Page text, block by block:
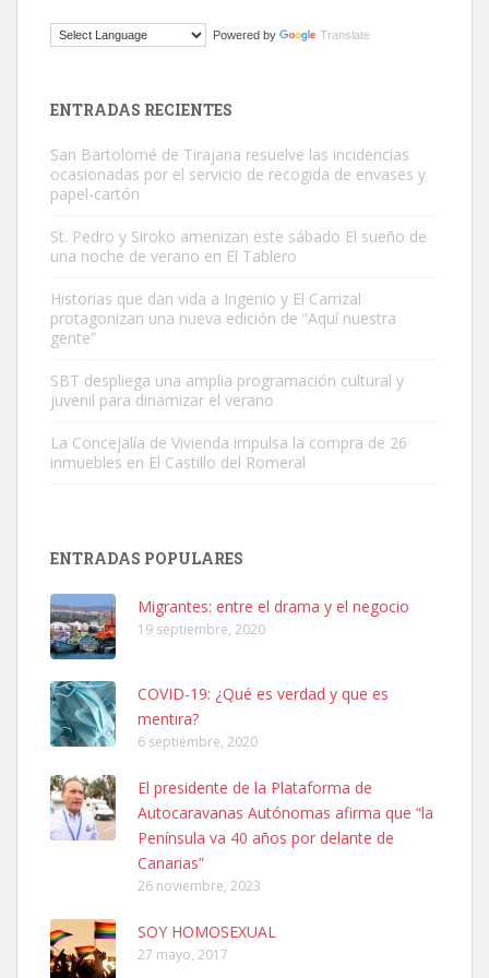
Este gato macho ha aparecido en la calle hace menos de un mes,
Busco adopción responsable para mi perra. Pastor alemán,
hembra, 4 años. Por motivos personales ...
Leales.org » Gran Canaria
Leales.org » Gran Canaria
Ninfa perdida
El día 5 se los perdió una ninfa papillera, asustada tiene miedo a la
calle, se perdió por la zon...
Leales.org » Gran Canaria
6.7.2025
Powered by Translate
ENTRADAS RECIENTES
San Bartolomé de Tirajana resuelve las incidencias
ocasionadas por el servicio de recogida de envases y
papel-cartón
St. Pedro y Siroko amenizan este sábado El sueño de
una noche de verano en El Tablero
Historias que dan vida a Ingenio y El Carrizal
protagonizan una nueva edición de “Aquí nuestra
gente”
SBT despliega una amplia programación cultural y
juvenil para dinamizar el verano
La Concejalía de Vivienda impulsa la compra de 26
inmuebles en El Castillo del Romeral
ENTRADAS POPULARES
Migrantes: entre el drama y el negocio
19 septiembre, 2020
COVID-19: ¿Qué es verdad y que es
mentira?
6 septiembre, 2020
El presidente de la Plataforma de
Autocaravanas Autónomas afirma que “la
Península va 40 años por delante de
Canarias”
26 noviembre, 2023
SOY HOMOSEXUAL
27 mayo, 2017